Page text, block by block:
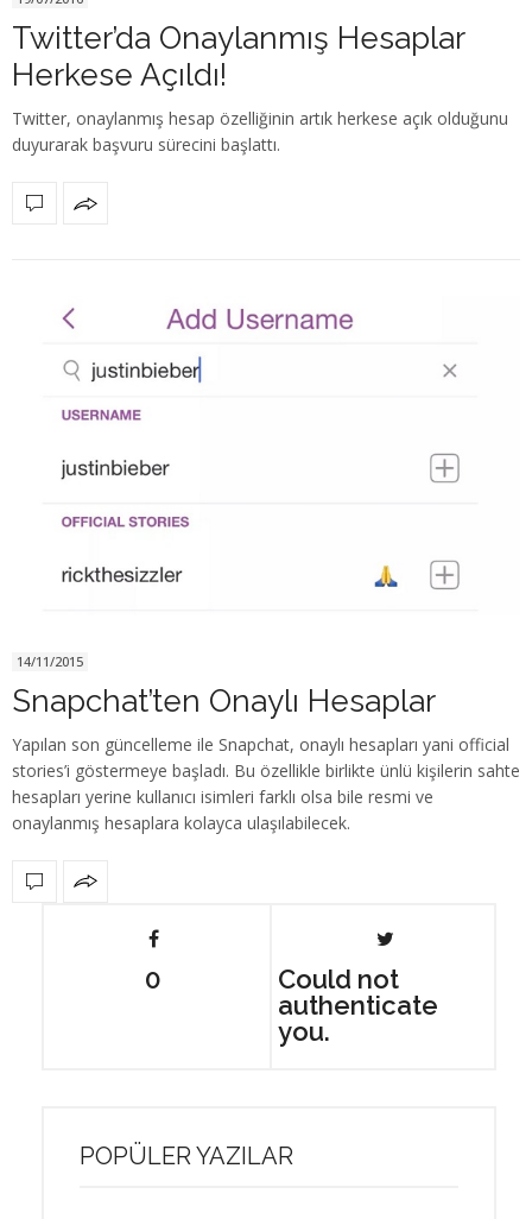
Twitter’da Onaylanmış Hesaplar
Herkese Açıldı!
Twitter, onaylanmış hesap özelliğinin artık herkese açık olduğunu
duyurarak başvuru sürecini başlattı.
14/11/2015
Snapchat’ten Onaylı Hesaplar
Yapılan son güncelleme ile Snapchat, onaylı hesapları yani official
stories’i göstermeye başladı. Bu özellikle birlikte ünlü kişilerin sahte
hesapları yerine kullanıcı isimleri farklı olsa bile resmi ve
onaylanmış hesaplara kolayca ulaşılabilecek.
0
Could not
authenticate
you.
POPÜLER YAZILAR